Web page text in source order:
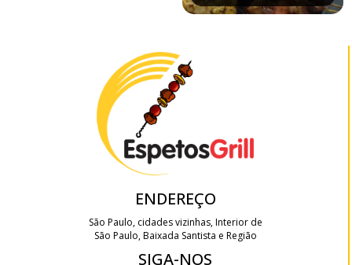
ENDEREÇO
São Paulo, cidades vizinhas, Interior de
São Paulo, Baixada Santista e Região
SIGA-NOS